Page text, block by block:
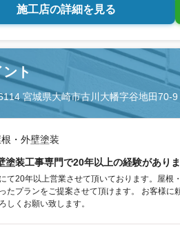
施工店の詳細を見る
ント
宮城県大崎市古川大幡字谷地田70-9
・外壁塗装
塗装工事専門で20年以上の経験がありま
て20年以上営業させて頂いております。屋根
たプランをご提案させて頂けます。 お客様
しくお願い致します。